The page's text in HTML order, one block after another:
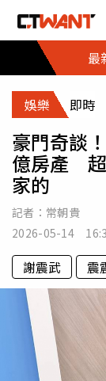
最
娛樂 即時
豪門奇談
億房產 超
家的
記者： 常朝貴
2026-05-14
謝震武 震